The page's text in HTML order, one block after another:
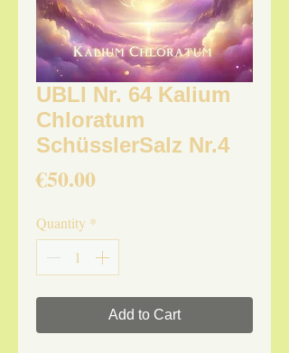
UBLI Nr. 64 Kalium
Chloratum
SchüsslerSalz Nr.4
€50.00Price
Quantity *
Add to Cart